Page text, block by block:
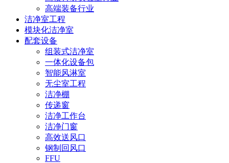
高端装备行业
洁净室工程
模块化洁净室
配套设备
组装式洁净室
一体化设备包
智能风淋室
无尘室工程
洁净棚
传递窗
洁净工作台
洁净门窗
高效送风口
钢制回风口
FFU